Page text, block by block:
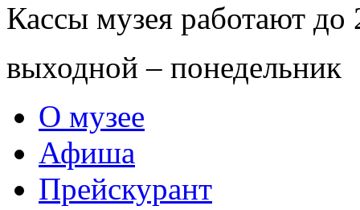
Кассы музея работают
выходной – понедельник
О музее
Афиша
Прейскурант